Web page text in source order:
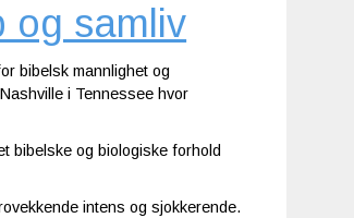
og samliv
bibelsk mannlighet og
i Tennessee hvor
bibelske og biologiske forhold
intens og sjokkerende.